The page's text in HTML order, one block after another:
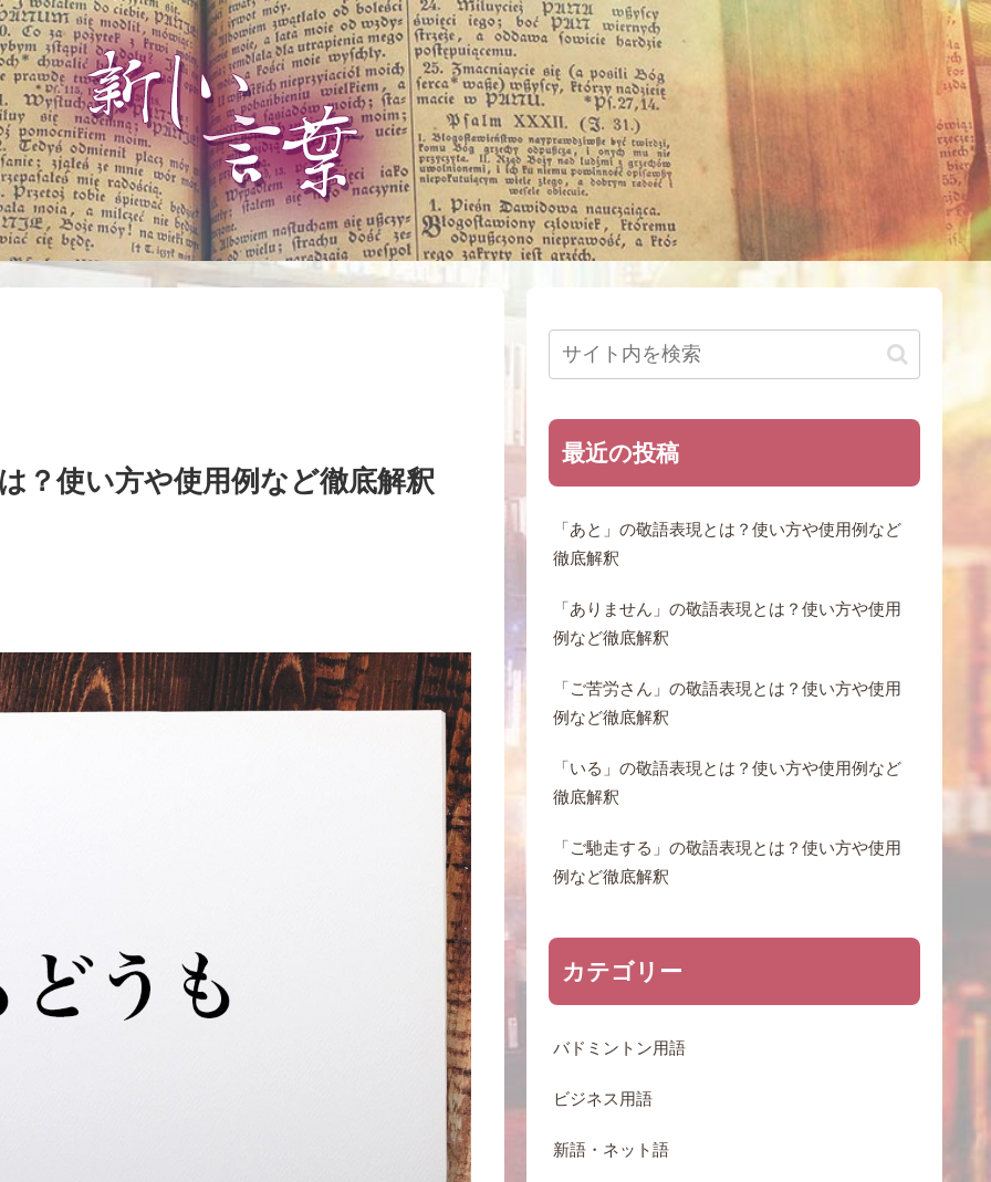
？使い方や使用例など徹底解釈
最近の投稿
「あと」の敬語表現とは？使い方や使用例など
徹底解釈
「ありません」の敬語表現とは？使い方や使用
例など徹底解釈
「ご苦労さん」の敬語表現とは？使い方や使用
例など徹底解釈
「いる」の敬語表現とは？使い方や使用例など
徹底解釈
「ご馳走する」の敬語表現とは？使い方や使用
例など徹底解釈
カテゴリー
バドミントン用語
ビジネス用語
新語・ネット語